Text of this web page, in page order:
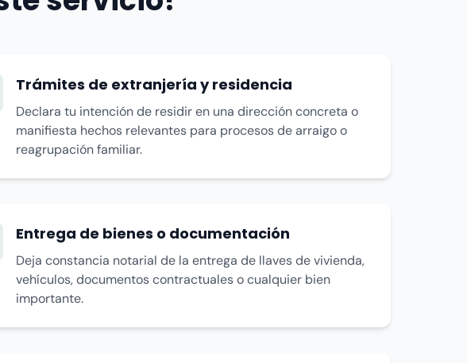
Trámites de extranjería y residencia
Declara tu intención de residir en una dirección concreta o
manifiesta hechos relevantes para procesos de arraigo o
reagrupación familiar.
Entrega de bienes o documentación
Deja constancia notarial de la entrega de llaves de vivienda,
vehículos, documentos contractuales o cualquier bien
importante.